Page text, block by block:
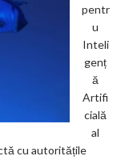
pentr
u
Inteli
genț
ă
Artifi
cială
al
cu autoritățile